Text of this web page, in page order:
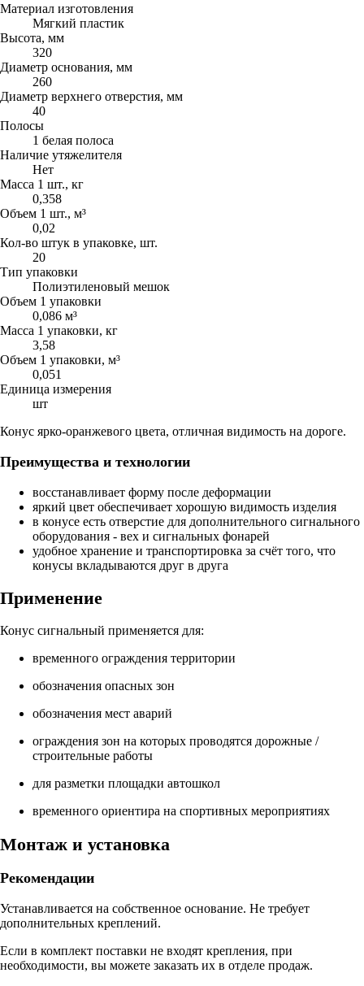
Материал изготовления
Мягкий пластик
Высота, мм
320
Диаметр основания, мм
260
Диаметр верхнего отверстия, мм
40
Полосы
1 белая полоса
Наличие утяжелителя
Нет
Масса 1 шт., кг
0,358
Объем 1 шт., м³
0,02
Кол-во штук в упаковке, шт.
20
Тип упаковки
Полиэтиленовый мешок
Объем 1 упаковки
0,086 м³
Масса 1 упаковки, кг
3,58
Объем 1 упаковки, м³
0,051
Единица измерения
шт
Конус ярко-оранжевого цвета, отличная видимость на дороге.
Преимущества и технологии
восстанавливает форму после деформации
яркий цвет обеспечивает хорошую видимость изделия
в конусе есть отверстие для дополнительного сигнального
оборудования - вех и сигнальных фонарей
удобное хранение и транспортировка за счёт того, что
конусы вкладываются друг в друга
Применение
Конус сигнальный применяется для:
временного ограждения территории
обозначения опасных зон
обозначения мест аварий
ограждения зон на которых проводятся дорожные /
строительные работы
для разметки площадки автошкол
временного ориентира на спортивных мероприятиях
Монтаж и установка
Рекомендации
Устанавливается на собственное основание. Не требует
дополнительных креплений.
Если в комплект поставки не входят крепления, при
необходимости, вы можете заказать их в отделе продаж.